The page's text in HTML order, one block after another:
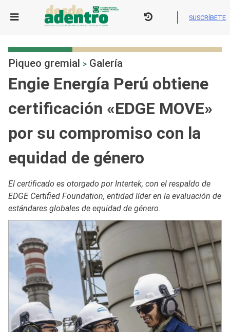
SUSCRÍBETE
Piqueo gremial > Galería
Engie Energía Perú obtiene
certificación «EDGE MOVE»
por su compromiso con la
equidad de género
El certificado es otorgado por Intertek, con el respaldo de
EDGE Certified Foundation, entidad líder en la evaluación de
estándares globales de equidad de género.